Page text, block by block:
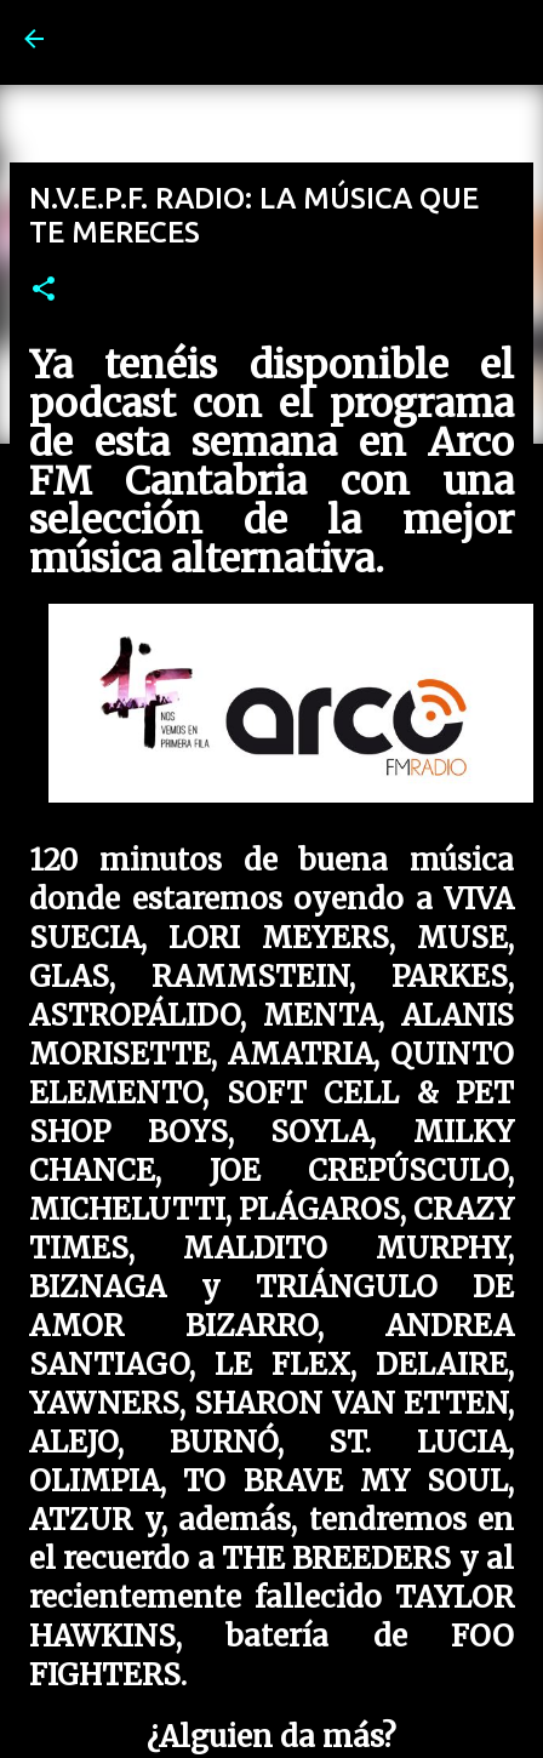
N.V.E.P.F. RADIO: LA MÚSICA QUE
TE MERECES
Ya tenéis disponible el
podcast con el programa
de esta semana en Arco
FM Cantabria con una
selección de la mejor
música alternativa.
120 minutos de buena música
donde estaremos oyendo a VIVA
SUECIA, LORI MEYERS, MUSE,
GLAS, RAMMSTEIN, PARKES,
ASTROPÁLIDO, MENTA, ALANIS
MORISETTE, AMATRIA, QUINTO
ELEMENTO, SOFT CELL & PET
SHOP BOYS, SOYLA, MILKY
CHANCE, JOE CREPÚSCULO,
MICHELUTTI, PLÁGAROS, CRAZY
TIMES, MALDITO MURPHY,
BIZNAGA y TRIÁNGULO DE
AMOR BIZARRO, ANDREA
SANTIAGO, LE FLEX, DELAIRE,
YAWNERS, SHARON VAN ETTEN,
ALEJO, BURNÓ, ST. LUCIA,
OLIMPIA, TO BRAVE MY SOUL,
ATZUR y, además, tendremos en
el recuerdo a THE BREEDERS y al
recientemente fallecido TAYLOR
HAWKINS, batería de FOO
FIGHTERS.
¿Alguien da más?